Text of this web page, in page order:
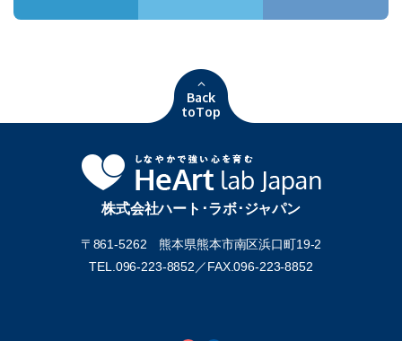
Back
toTop
株式会社ハート･ラボ･ジャパン
〒861-5262 熊本県熊本市南区浜口町19-2
TEL.096-223-8852／FAX.096-223-8852